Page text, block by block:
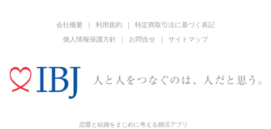
会社概要 利用規約
特定商取引法に基づく表記
個人情報保護方針
お問合せ サイトマップ
恋愛と結婚をまじめに考える婚活アプリ